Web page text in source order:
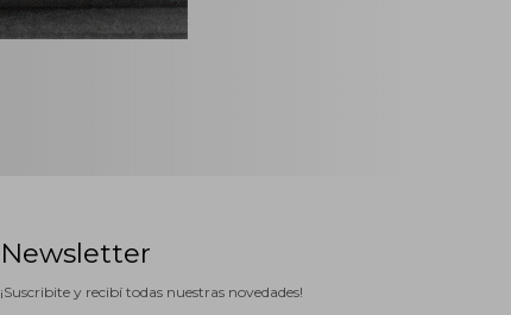
Newsletter
¡Suscribite y recibí todas nuestras novedades!